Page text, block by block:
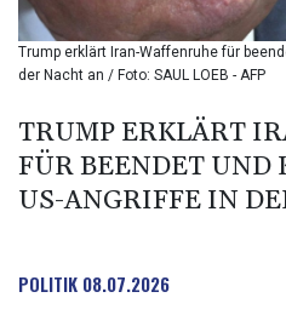
Trump erklärt Iran-Waffenruhe für
der Nacht an / Foto: SAUL LOEB - AFP
TRUMP ERKLÄRT
FÜR BEENDET UND
US-ANGRIFFE IN
POLITIK 08.07.2026